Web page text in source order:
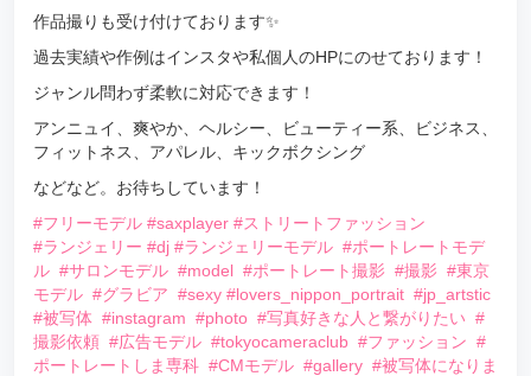
作品撮りも受け付けております✨
過去実績や作例はインスタや私個人のHPにのせております！
ジャンル問わず柔軟に対応できます！
アンニュイ、爽やか、ヘルシー、ビューティー系、ビジネス、
フィットネス、アパレル、キックボクシング
などなど。お待ちしています！
#フリーモデル #saxplayer #ストリートファッション
#ランジェリー #dj #ランジェリーモデル #ポートレートモデ
ル #サロンモデル #model #ポートレート撮影 #撮影 #東京
モデル #グラビア #sexy #lovers_nippon_portrait #jp_artstic
#被写体 #instagram #photo #写真好きな人と繋がりたい #
撮影依頼 #広告モデル #tokyocameraclub #ファッション #
ポートレートしま専科 #CMモデル #gallery #被写体になりま